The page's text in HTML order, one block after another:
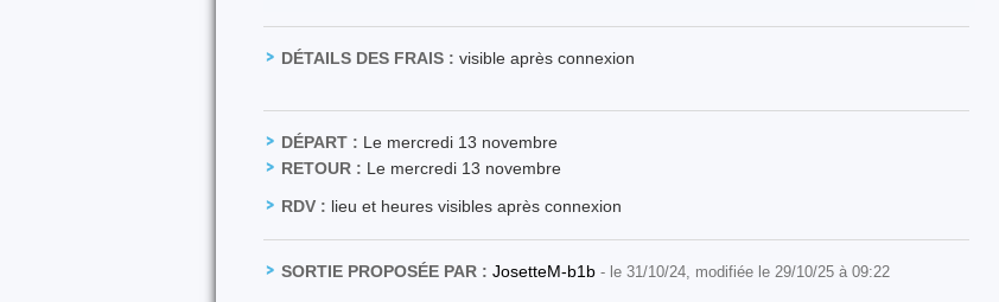
DÉTAILS DES FRAIS : visible après connexion
DÉPART : Le mercredi 13 novembre
RETOUR : Le mercredi 13 novembre
RDV : lieu et heures visibles après connexion
SORTIE PROPOSÉE PAR : JosetteM-b1b - le 31/10/24, modifiée le 29/10/25 à 09:22